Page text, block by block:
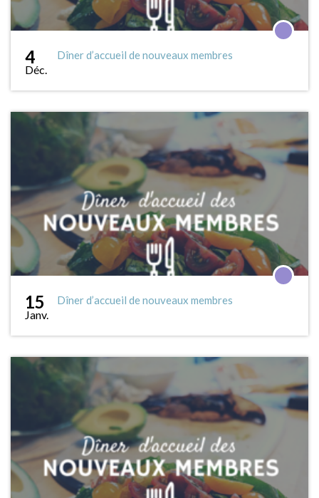
4
Déc.
Dîner d’accueil de nouveaux membres
15
Janv.
Dîner d’accueil de nouveaux membres